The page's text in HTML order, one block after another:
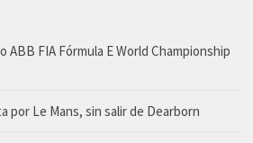
ABB FIA Fórmula E World Championship
por Le Mans, sin salir de Dearborn